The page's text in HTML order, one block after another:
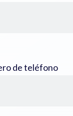
de teléfono